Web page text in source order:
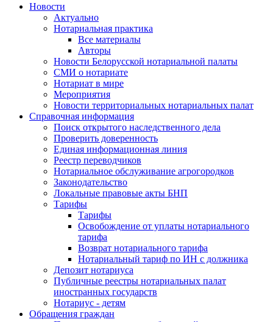
Новости
Актуально
Нотариальная практика
Все материалы
Авторы
Новости Белорусской нотариальной палаты
СМИ о нотариате
Нотариат в мире
Мероприятия
Новости территориальных нотариальных палат
Справочная информация
Поиск открытого наследственного дела
Проверить доверенность
Единая информационная линия
Реестр переводчиков
Нотариальное обслуживание агрогородков
Законодательство
Локальные правовые акты БНП
Тарифы
Тарифы
Освобождение от уплаты нотариального
тарифа
Возврат нотариального тарифа
Нотариальный тариф по ИН с должника
Депозит нотариуса
Публичные реестры нотариальных палат
иностранных государств
Нотариус - детям
Обращения граждан